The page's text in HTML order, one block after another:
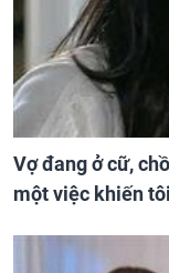
Vợ đang ở cữ,
một việc khiến